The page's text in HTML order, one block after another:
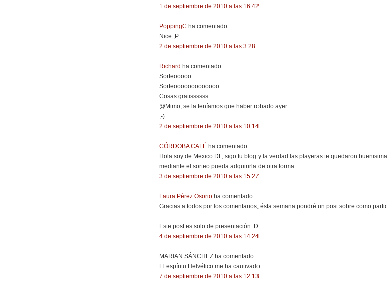
1 de septiembre de 2010 a las 16:42
PoppingC ha comentado...
Nice ;P
2 de septiembre de 2010 a las 3:28
Richard ha comentado...
Sorteooooo
Sorteooooooooooooo
Cosas gratissssss
@Mimo, se la teníamos que haber robado ayer.
;-)
2 de septiembre de 2010 a las 10:14
CÓRDOBA CAFÉ ha comentado...
Hola soy de Mexico DF, sigo tu blog y la verdad las playeras te quedaron
mediante el sorteo pueda adquirirla de otra forma
3 de septiembre de 2010 a las 15:27
Laura Pérez Osorio ha comentado...
Gracias a todos por los comentarios, ésta semana pondré un post sobre como
Este post es solo de presentación :D
4 de septiembre de 2010 a las 14:24
MARIAN SÁNCHEZ ha comentado...
El espíritu Helvético me ha cautivado
7 de septiembre de 2010 a las 12:13